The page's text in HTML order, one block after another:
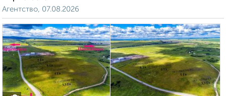
Агентство, 07.08.2026